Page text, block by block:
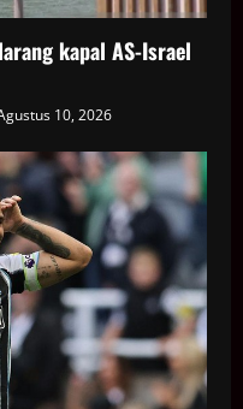
kapal AS-Israel
10, 2026